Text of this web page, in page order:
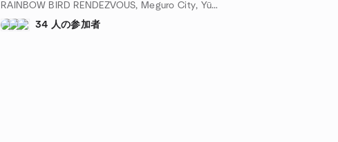
RAINBOW BIRD RENDEZVOUS, Meguro City, Yūtenji, 1-chōme−1−１ リベルタ祐天寺 １階, Tokyo, JP
34 人の参加者